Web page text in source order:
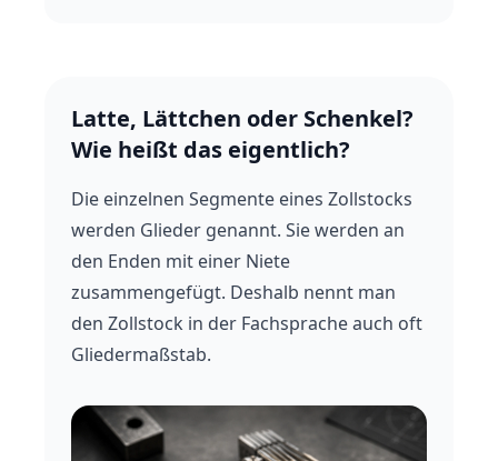
Latte, Lättchen oder Schenkel?
Wie heißt das eigentlich?
Die einzelnen Segmente eines Zollstocks
werden Glieder genannt. Sie werden an
den Enden mit einer Niete
zusammengefügt. Deshalb nennt man
den Zollstock in der Fachsprache auch oft
Gliedermaßstab.